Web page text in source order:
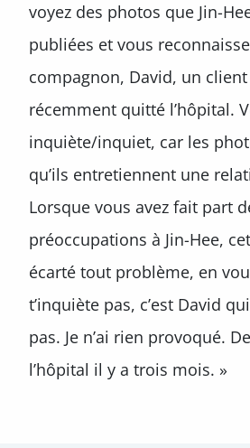
voyez des photos que Jin-
publiées et vous
compagnon, David, un
récemment quitté l’hôpital.
inquiète/inquiet, car les
qu’ils entretiennent une
Lorsque vous avez fait part
préoccupations à Jin-Hee,
écarté tout problème, en
t’inquiète pas, c’est David
pas. Je n’ai rien provoqué.
l’hôpital il y a trois mois. »